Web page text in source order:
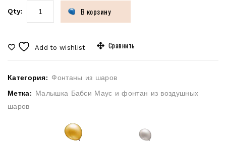
Qty: В корзину
Add to wishlist Сравнить
Категория: Фонтаны из шаров
Метка: Малышка Бабси Маус и фонтан из воздушных
шаров